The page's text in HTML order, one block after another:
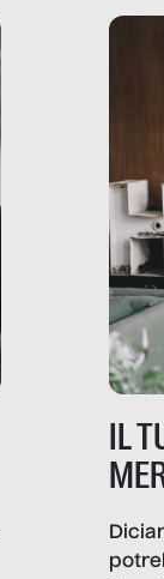
IL